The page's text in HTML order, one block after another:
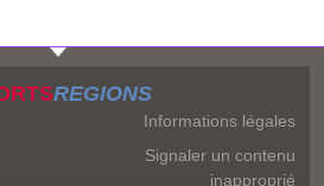
REGIONS
Informations légales
Signaler un contenu
inapproprié